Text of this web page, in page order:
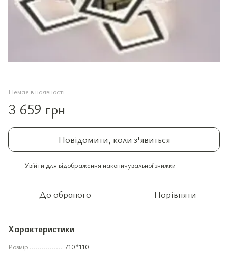
Немає в наявності
3 659 грн
Повідомити, коли з'явиться
Увійти для відображення накопичувальної знижки
До обраного Порівняти
Характеристики
Розмір
710*110